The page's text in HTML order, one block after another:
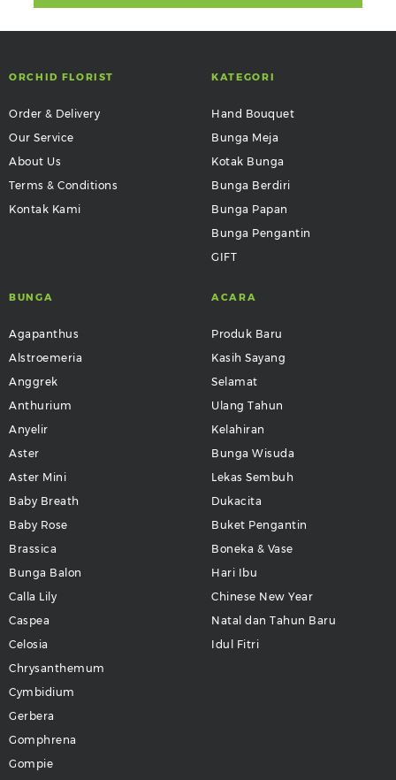
ORCHID FLORIST
Order & Delivery
Our Service
About Us
Terms & Conditions
Kontak Kami
KATEGORI
Hand Bouquet
Bunga Meja
Kotak Bunga
Bunga Berdiri
Bunga Papan
Bunga Pengantin
GIFT
BUNGA
Agapanthus
Alstroemeria
Anggrek
Anthurium
Anyelir
Aster
Aster Mini
Baby Breath
Baby Rose
Brassica
Bunga Balon
Calla Lily
Caspea
Celosia
Chrysanthemum
Cymbidium
Gerbera
Gomphrena
Gompie
ACARA
Produk Baru
Kasih Sayang
Selamat
Ulang Tahun
Kelahiran
Bunga Wisuda
Lekas Sembuh
Dukacita
Buket Pengantin
Boneka & Vase
Hari Ibu
Chinese New Year
Natal dan Tahun Baru
Idul Fitri